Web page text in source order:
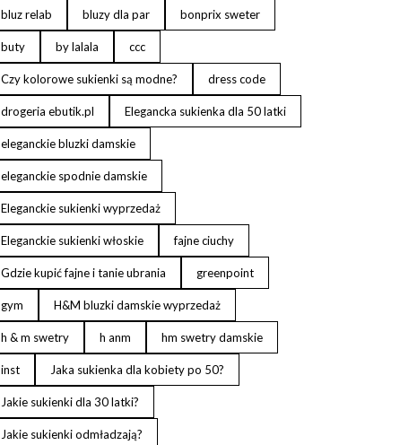
bluz relab bluzy dla par bonprix sweter
buty by lalala ccc
Czy kolorowe sukienki są modne? dress code
drogeria ebutik.pl Elegancka sukienka dla 50 latki
eleganckie bluzki damskie
eleganckie spodnie damskie
Eleganckie sukienki wyprzedaż
Eleganckie sukienki włoskie fajne ciuchy
Gdzie kupić fajne i tanie ubrania greenpoint
gym H&M bluzki damskie wyprzedaż
h & m swetry h anm hm swetry damskie
inst Jaka sukienka dla kobiety po 50?
Jakie sukienki dla 30 latki?
Jakie sukienki odmładzają?